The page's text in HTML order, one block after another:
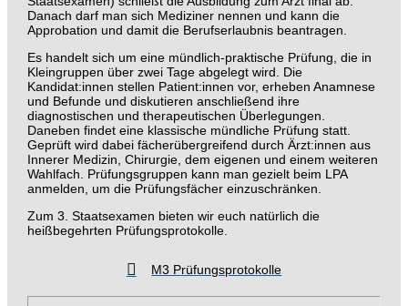
Danach darf man sich Mediziner nennen und kann die
Approbation und damit die Berufserlaubnis beantragen.
Es handelt sich um eine mündlich-praktische Prüfung, die in
Kleingruppen über zwei Tage abgelegt wird. Die
Kandidat:innen stellen Patient:innen vor, erheben Anamnese
und Befunde und diskutieren anschließend ihre
diagnostischen und therapeutischen Überlegungen.
Daneben findet eine klassische mündliche Prüfung statt.
Geprüft wird dabei fächerübergreifend durch Ärzt:innen aus
Innerer Medizin, Chirurgie, dem eigenen und einem weiteren
Wahlfach. Prüfungsgruppen kann man gezielt beim LPA
anmelden, um die Prüfungsfächer einzuschränken.
Zum 3. Staatsexamen bieten wir euch natürlich die
heißbegehrten Prüfungsprotokolle.
M3 Prüfungsprotokolle